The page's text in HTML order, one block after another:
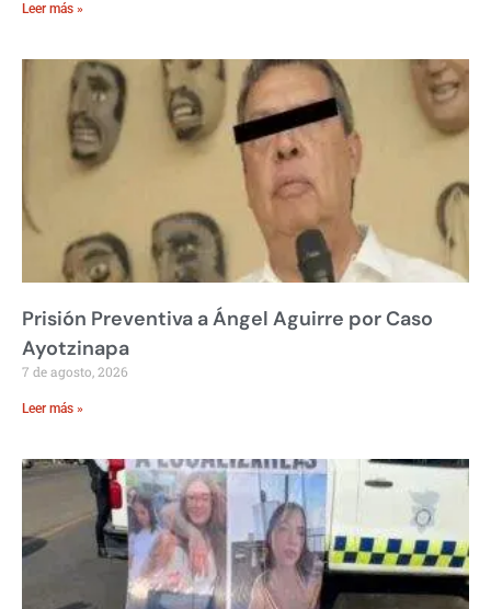
Leer más »
Prisión Preventiva a Ángel Aguirre por Caso
Ayotzinapa
7 de agosto, 2026
Leer más »